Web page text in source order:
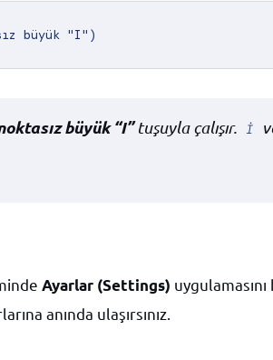
büyük “I”tuşuyla çalışır. İ
Ayarlar (Settings)
anında ulaşırsınız.